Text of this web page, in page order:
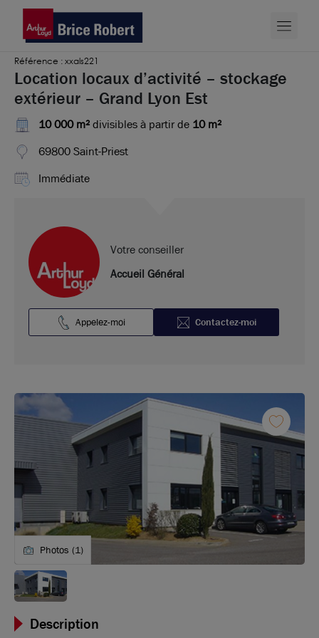
Référence : xxals221
Location locaux d’activité – stockage
extérieur – Grand Lyon Est
10 000 m²divisibles à partir de 10 m²
69800 Saint-Priest
Immédiate
Votre conseiller
Accueil Général
Appelez-moi Contactez-moi
Photos (1)
Description